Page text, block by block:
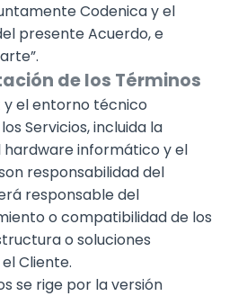
Codenica y el
presente Acuerdo, e
de los Términos
y el entorno técnico
Servicios, incluida la
informático y el
responsabilidad del
responsable del
o compatibilidad de los
o soluciones
Cliente.
se rige por la versión